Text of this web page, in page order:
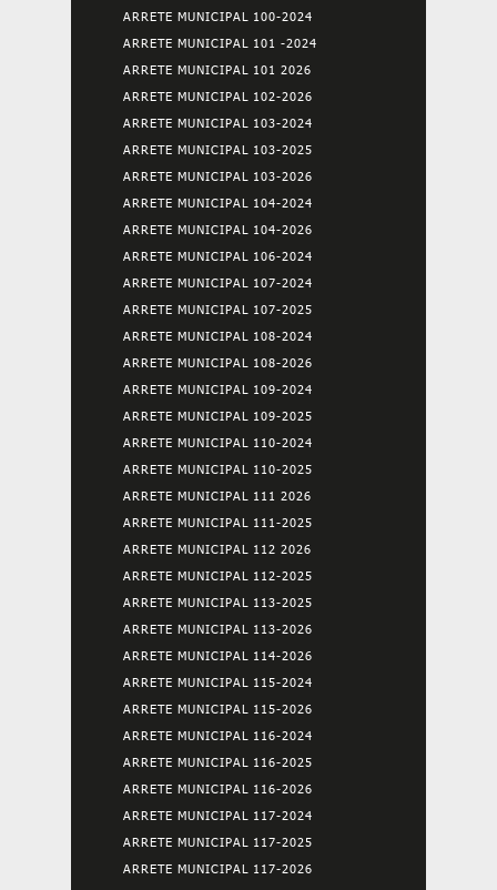
ARRETE MUNICIPAL 100-2024
ARRETE MUNICIPAL 101 -2024
ARRETE MUNICIPAL 101 2026
ARRETE MUNICIPAL 102-2026
ARRETE MUNICIPAL 103-2024
ARRETE MUNICIPAL 103-2025
ARRETE MUNICIPAL 103-2026
ARRETE MUNICIPAL 104-2024
ARRETE MUNICIPAL 104-2026
ARRETE MUNICIPAL 106-2024
ARRETE MUNICIPAL 107-2024
ARRETE MUNICIPAL 107-2025
ARRETE MUNICIPAL 108-2024
ARRETE MUNICIPAL 108-2026
ARRETE MUNICIPAL 109-2024
ARRETE MUNICIPAL 109-2025
ARRETE MUNICIPAL 110-2024
ARRETE MUNICIPAL 110-2025
ARRETE MUNICIPAL 111 2026
ARRETE MUNICIPAL 111-2025
ARRETE MUNICIPAL 112 2026
ARRETE MUNICIPAL 112-2025
ARRETE MUNICIPAL 113-2025
ARRETE MUNICIPAL 113-2026
ARRETE MUNICIPAL 114-2026
ARRETE MUNICIPAL 115-2024
ARRETE MUNICIPAL 115-2026
ARRETE MUNICIPAL 116-2024
ARRETE MUNICIPAL 116-2025
ARRETE MUNICIPAL 116-2026
ARRETE MUNICIPAL 117-2024
ARRETE MUNICIPAL 117-2025
ARRETE MUNICIPAL 117-2026